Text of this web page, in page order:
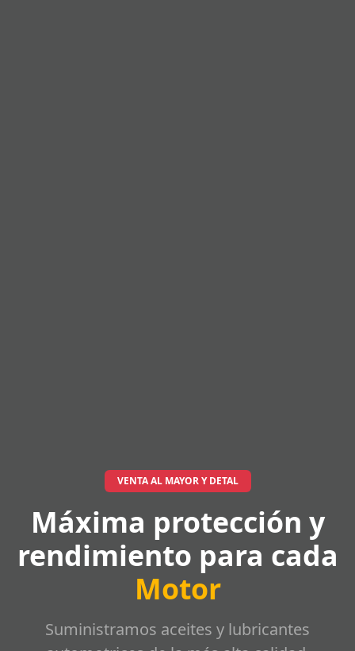
VENTA AL MAYOR Y DETAL
Máxima protección y
rendimiento para cada
Motor
Suministramos aceites y lubricantes